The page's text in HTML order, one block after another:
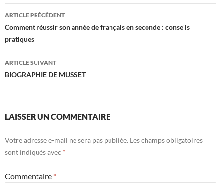
Navigation
des
articles
ARTICLE PRÉCÉDENT
Comment réussir son année de français en seconde : conseils
pratiques
ARTICLE SUIVANT
BIOGRAPHIE DE MUSSET
LAISSER UN COMMENTAIRE
Votre adresse e-mail ne sera pas publiée. Les champs obligatoires
sont indiqués avec *
Commentaire *